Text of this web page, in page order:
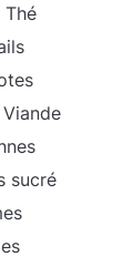
Thé
sucré